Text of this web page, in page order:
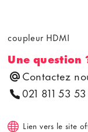
coupleur HDMI
Une question
Contactez
021 811 53 53
Lien vers le site